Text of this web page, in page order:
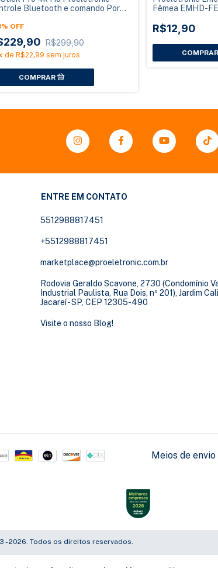
Bluetooth e comando Por
% OFF
R$299,90
de R$22,99 sem juros
Fêmea EMHD-
R$12,90
ENTRE EM CONTATO
5512988817451
+5512988817451
marketplace@proeletronic.com.br
Rodovia Geraldo Scavone, 2730 (Condomínio
Industrial Paulista, Rua Dois, nº 201), Jardim
Jacareí - SP, CEP 12305-490
Visite o nosso Blog!
Meios de envio
- 2026. Todos os direitos reservados.